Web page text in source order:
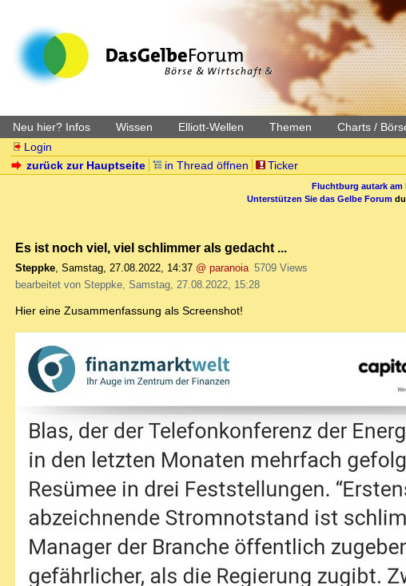
Neu hier? Infos Wissen Elliott-Wellen Themen Charts /
Login
zurück zur Hauptseite
in Thread öffnen Ticker
Fluchtburg autark am
Unterstützen Sie das Gelbe Forum
Es ist noch viel, viel schlimmer als gedacht ...
Steppke, Samstag, 27.08.2022, 14:37 @ paranoia 5709 Views
bearbeitet von Steppke, Samstag, 27.08.2022, 15:28
Hier eine Zusammenfassung als Screenshot!